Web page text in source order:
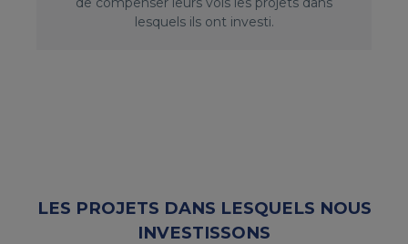
lesquels ils ont investi.
LES PROJETS DANS LESQUELS NOUS
INVESTISSONS